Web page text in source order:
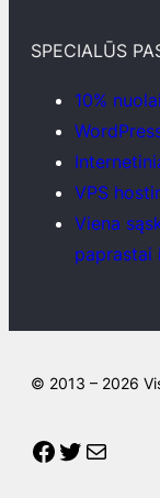
SPECIALŪS
10%
VPS
Viena
paprastai
© 2013 – 2026
Facebook
Twitter
Mail